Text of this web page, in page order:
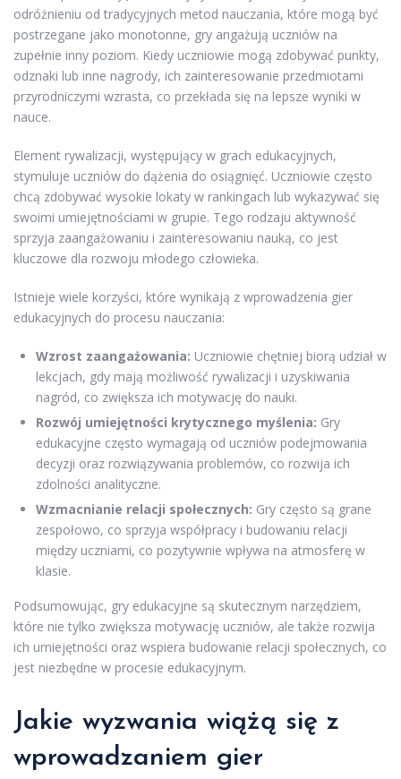
odróżnieniu od tradycyjnych metod nauczania, które mogą być
postrzegane jako monotonne, gry angażują uczniów na
zupełnie inny poziom. Kiedy uczniowie mogą zdobywać punkty,
odznaki lub inne nagrody, ich zainteresowanie przedmiotami
przyrodniczymi wzrasta, co przekłada się na lepsze wyniki w
nauce.
Element rywalizacji, występujący w grach edukacyjnych,
stymuluje uczniów do dążenia do osiągnięć. Uczniowie często
chcą zdobywać wysokie lokaty w rankingach lub wykazywać się
swoimi umiejętnościami w grupie. Tego rodzaju aktywność
sprzyja zaangażowaniu i zainteresowaniu nauką, co jest
kluczowe dla rozwoju młodego człowieka.
Istnieje wiele korzyści, które wynikają z wprowadzenia gier
edukacyjnych do procesu nauczania:
Wzrost zaangażowania: Uczniowie chętniej biorą udział w
lekcjach, gdy mają możliwość rywalizacji i uzyskiwania
nagród, co zwiększa ich motywację do nauki.
Rozwój umiejętności krytycznego myślenia: Gry
edukacyjne często wymagają od uczniów podejmowania
decyzji oraz rozwiązywania problemów, co rozwija ich
zdolności analityczne.
Wzmacnianie relacji społecznych: Gry często są grane
zespołowo, co sprzyja współpracy i budowaniu relacji
między uczniami, co pozytywnie wpływa na atmosferę w
klasie.
Podsumowując, gry edukacyjne są skutecznym narzędziem,
które nie tylko zwiększa motywację uczniów, ale także rozwija
ich umiejętności oraz wspiera budowanie relacji społecznych, co
jest niezbędne w procesie edukacyjnym.
Jakie wyzwania wiążą się z
wprowadzaniem gier